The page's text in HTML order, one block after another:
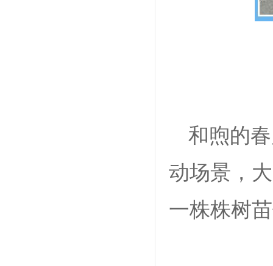
和煦的
动场景，
一株株树